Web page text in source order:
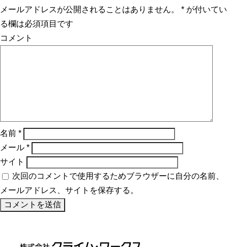
メールアドレスが公開されることはありません。
* が付いてい
る欄は必須項目です
コメント
名前 *
メール *
サイト
次回のコメントで使用するためブラウザーに自分の名前、
メールアドレス、サイトを保存する。